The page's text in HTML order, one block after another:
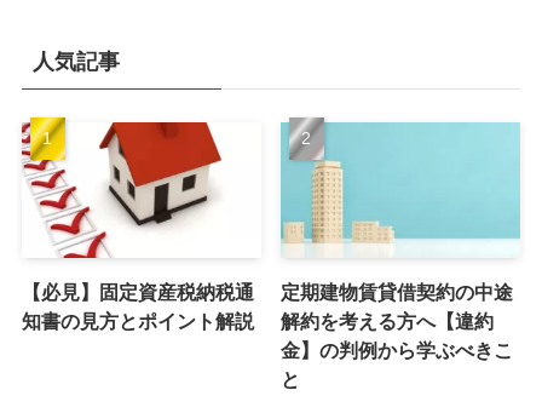
人気記事
【必見】固定資産税納税通
知書の見方とポイント解説
定期建物賃貸借契約の中途
解約を考える方へ【違約
金】の判例から学ぶべきこ
と